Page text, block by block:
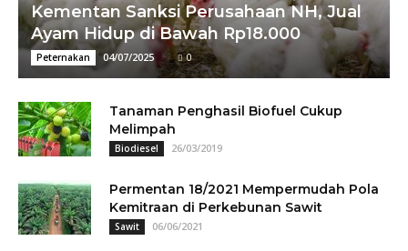
Kementan Sanksi Perusahaan NH, Jual
Ayam Hidup di Bawah Rp18.000
Peternakan 04/07/2025 0
Tanaman Penghasil Biofuel Cukup
Melimpah
Biodiesel 26/03/2019
Permentan 18/2021 Mempermudah Pola
Kemitraan di Perkebunan Sawit
Sawit 06/06/2021